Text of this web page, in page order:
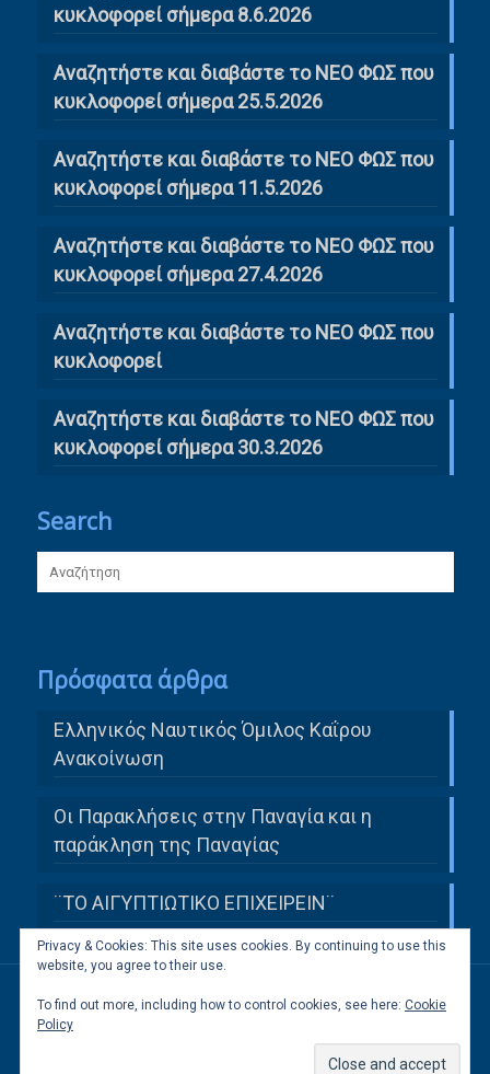
κυκλοφορεί σήμερα 8.6.2026
Αναζητήστε και διαβάστε το ΝΕΟ ΦΩΣ που
κυκλοφορεί σήμερα 25.5.2026
Αναζητήστε και διαβάστε το ΝΕΟ ΦΩΣ που
κυκλοφορεί σήμερα 11.5.2026
Αναζητήστε και διαβάστε το ΝΕΟ ΦΩΣ που
κυκλοφορεί σήμερα 27.4.2026
Αναζητήστε και διαβάστε το ΝΕΟ ΦΩΣ που
κυκλοφορεί
Αναζητήστε και διαβάστε το ΝΕΟ ΦΩΣ που
κυκλοφορεί σήμερα 30.3.2026
Search
Πρόσφατα άρθρα
Ελληνικός Ναυτικός Όμιλος Καΐρου
Ανακοίνωση
Οι Παρακλήσεις στην Παναγία και η
παράκληση της Παναγίας
¨ΤΟ ΑΙΓΥΠΤΙΩΤΙΚΟ ΕΠΙΧΕΙΡΕΙΝ¨
All Rights Reserved to Ελληνική Κοινότητα
Privacy & Cookies: This site uses cookies. By continuing to use this
website, you agree to their use.
To find out more, including how to control cookies, see here: Cookie
Policy